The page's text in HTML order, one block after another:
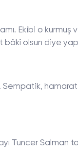
Ekibi o kurmuş
bâkî olsun diye
Sempatik,
Tuncer Salman